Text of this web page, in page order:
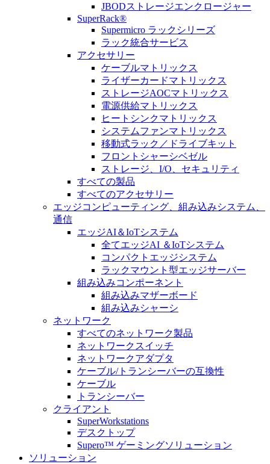
JBODストレージエンクロージャー
SuperRack®
Supermicro ラックシリーズ
ラック統合サービス
アクセサリー
ケーブルマトリックス
ライザーカードマトリックス
ストレージAOCマトリックス
電源供給マトリックス
ヒートシンクマトリックス
システムファンマトリックス
移動式ラック／ドライブキット
フロントシャーシベゼル
ストレージ、I/O、セキュリティ
すべての製品
すべてのアクセサリー
エッジコンピューティング、組み込みシステム、
通信
エッジAI＆IoTシステム
全てエッジAI ＆IoTシステム
コンパクトエッジシステム
ラックマウント型エッジサーバー
組み込みコンポーネント
組み込みマザーボード
組み込みシャーシ
ネットワーク
すべてのネットワーク製品
ネットワークスイッチ
ネットワークアダプタ
ケーブル/トランシーバーの互換性
ケーブル
トランシーバー
クライアント
SuperWorkstations
デスクトップ
Supero™ ゲーミングソリューション
ソリューション